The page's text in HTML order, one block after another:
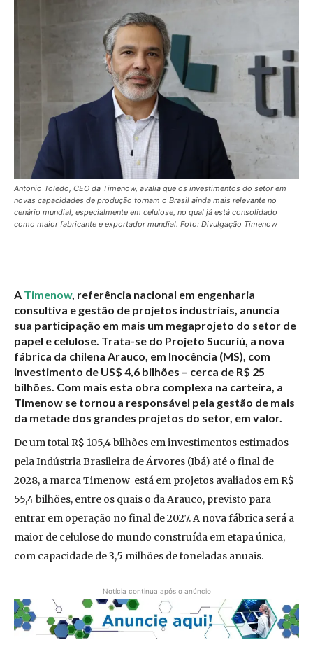
Antonio Toledo, CEO da Timenow, avalia que os investimentos do setor em
novas capacidades de produção tornam o Brasil ainda mais relevante no
cenário mundial, especialmente em celulose, no qual já está consolidado
como maior fabricante e exportador mundial. Foto: Divulgação Timenow
A Timenow, referência nacional em engenharia
consultiva e gestão de projetos industriais, anuncia
sua participação em mais um megaprojeto do setor de
papel e celulose. Trata-se do Projeto Sucuriú, a nova
fábrica da chilena Arauco, em Inocência (MS), com
investimento de US$ 4,6 bilhões – cerca de R$ 25
bilhões. Com mais esta obra complexa na carteira, a
Timenow se tornou a responsável pela gestão de mais
da metade dos grandes projetos do setor, em valor.
De um total R$ 105,4 bilhões em investimentos estimados
pela Indústria Brasileira de Árvores (Ibá) até o final de
2028, a marca Timenow está em projetos avaliados em R$
55,4 bilhões, entre os quais o da Arauco, previsto para
entrar em operação no final de 2027. A nova fábrica será a
maior de celulose do mundo construída em etapa única,
com capacidade de 3,5 milhões de toneladas anuais.
Notícia continua após o anúncio